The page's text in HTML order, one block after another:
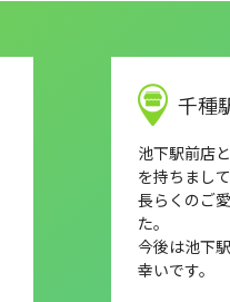
千種
池下駅前店
を持ちまし
長らくのご
た。
今後は池下
幸いです。